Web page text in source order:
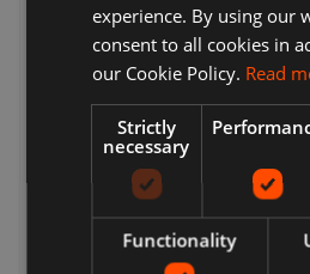
zurückgeben möchte, muss er
Rücksendekosten bezahlen,
Rückgabebedingungen des
dem Käufer eine
Rücksendeportoinformationen
Verkäufer zahlen für das
mit dem Artikel gibt. Wenn der
mit der Auflistungsbeschreibung
beschädigt oder defekt ist oder
haben Kunden in der
den Kauf eines Artikels innerhalb
experience. By using our
consent to all cookies in
our Cookie Policy. Read
Strictly
necessary
Functionality